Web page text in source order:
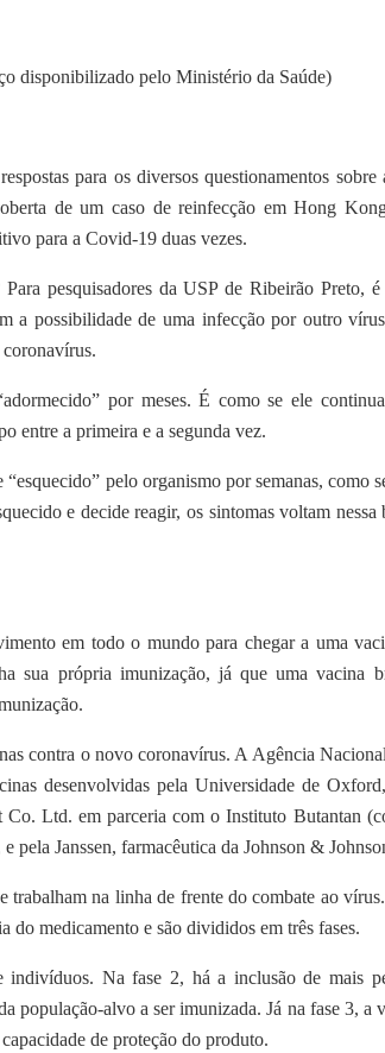
disponibilizado pelo Ministério da Saúde)
para os diversos questionamentos sobre
de um caso de reinfecção em Hong
para a Covid-19 duas vezes.
pesquisadores da USP de Ribeirão Preto,
a possibilidade de uma infecção por outro
por meses. É como se ele
entre a primeira e a segunda vez.
pelo organismo por semanas, como
e decide reagir, os sintomas voltam nessa
em todo o mundo para chegar a uma
sua própria imunização, já que uma vacina
contra o novo coronavírus. A Agência
desenvolvidas pela Universidade de
Ltd. em parceria com o Instituto Butantan
pela Janssen, farmacêutica da Johnson &
trabalham na linha de frente do combate ao
do medicamento e são divididos em três fases.
Na fase 2, há a inclusão de mais
população-alvo a ser imunizada. Já na fase 3, a
de proteção do produto.